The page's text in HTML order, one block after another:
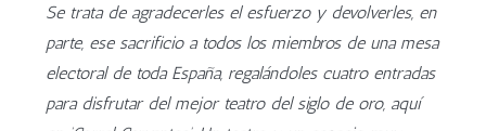
Se trata de agradecerles el esfuerzo y devolverles, en
parte, ese sacrificio a todos los miembros de una mesa
electoral de toda España, regalándoles cuatro entradas
para disfrutar del mejor teatro del siglo de oro, aquí